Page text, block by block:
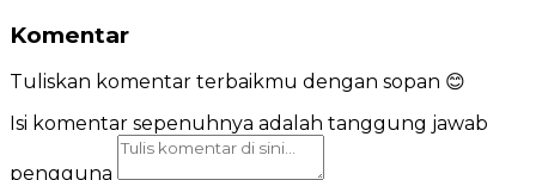
Komentar
Tuliskan komentar terbaikmu dengan sopan 😊
Isi komentar sepenuhnya adalah tanggung jawab
pengguna